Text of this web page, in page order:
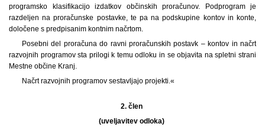
programsko klasifikacijo izdatkov občinskih proračunov. Podprogram je
razdeljen na proračunske postavke, te pa na podskupine kontov in konte,
določene s predpisanim kontnim načrtom.
Posebni del proračuna do ravni proračunskih postavk – kontov in načrt
razvojnih programov sta prilogi k temu odloku in se objavita na spletni strani
Mestne občine Kranj.
Načrt razvojnih programov sestavljajo projekti.«
2. člen
(uveljavitev odloka)